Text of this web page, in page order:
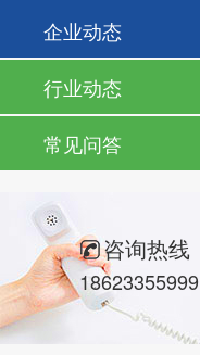
企业动态
行业动态
常见问答
咨询热线
18623355999